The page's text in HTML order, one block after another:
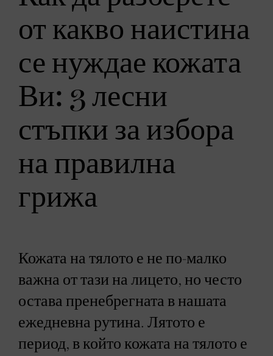
от какво наистина
се нуждае кожата
Ви: 3 лесни
стъпки за избора
на правилна
грижа
Кожата на тялото е не по-малко
важна от тази на лицето, но често
остава пренебрегната в нашата
ежедневна рутина. Лятото е
период, в който кожата на тялото е